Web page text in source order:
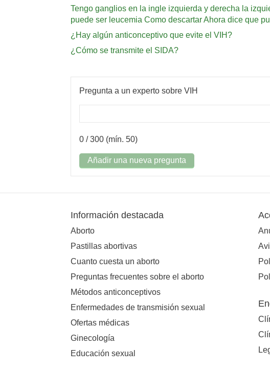
Tengo ganglios en la ingle izquierda y derecha la
puede ser leucemia Como descartar Ahora dice que
¿Hay algún anticonceptivo que evite el VIH?
¿Cómo se transmite el SIDA?
Pregunta a un experto sobre VIH
0 / 300 (mín. 50)
Añadir una nueva pregunta
Información destacada
Aborto
Pastillas abortivas
Cuanto cuesta un aborto
Preguntas frecuentes sobre el aborto
Métodos anticonceptivos
Enfermedades de transmisión sexual
Ofertas médicas
Ginecología
Educación sexual